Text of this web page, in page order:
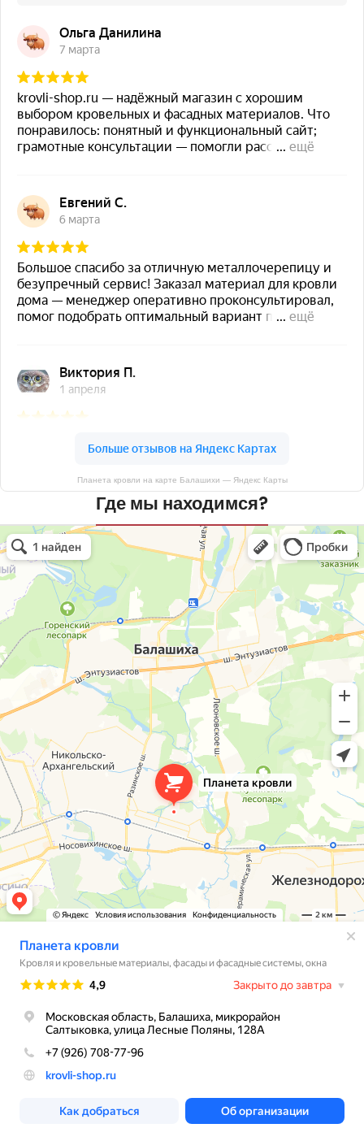
Планета кровли на карте Балашихи — Яндекс Карты
Где мы находимся?
Планета кровли
Кровля и кровельные материалы в Балашихе
Окна в Балашихе